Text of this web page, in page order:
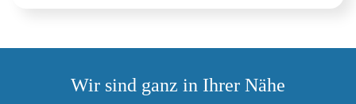
Wir sind ganz in Ihrer Nähe